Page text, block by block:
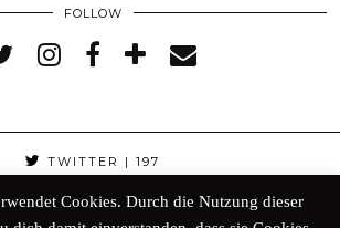
FOLLOW
TWITTER | 197
Cookies. Durch die Nutzung dieser